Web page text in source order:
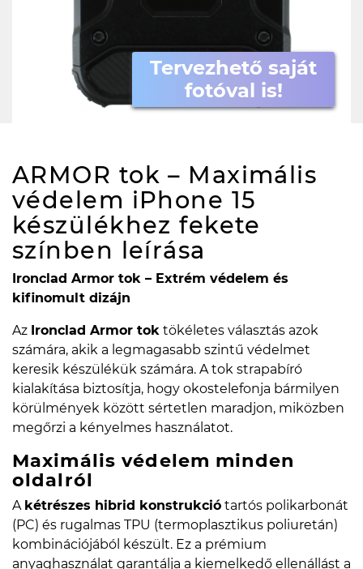
Tervezhető saját
fotóval is!
ARMOR tok – Maximális
védelem iPhone 15
készülékhez fekete
színben leírása
Ironclad Armor tok – Extrém védelem és
kifinomult dizájn
Az Ironclad Armor tok tökéletes választás azok
számára, akik a legmagasabb szintű védelmet
keresik készülékük számára. A tok strapabíró
kialakítása biztosítja, hogy okostelefonja bármilyen
körülmények között sértetlen maradjon, miközben
megőrzi a kényelmes használatot.
Maximális védelem minden
oldalról
A kétrészes hibrid konstrukció tartós polikarbonát
(PC) és rugalmas TPU (termoplasztikus poliuretán)
kombinációjából készült. Ez a prémium
anyaghasználat garantálja a kiemelkedő ellenállást a